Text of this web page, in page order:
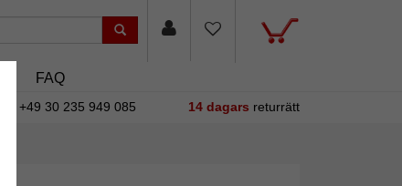
FAQ
+49 30 235 949 085 14 dagars returrätt